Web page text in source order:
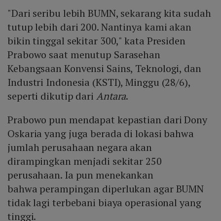
"Dari seribu lebih BUMN, sekarang kita sudah
tutup lebih dari 200. Nantinya kami akan
bikin tinggal sekitar 300," kata Presiden
Prabowo saat menutup Sarasehan
Kebangsaan Konvensi Sains, Teknologi, dan
Industri Indonesia (KSTI), Minggu (28/6),
seperti dikutip dari Antara.
Prabowo pun mendapat kepastian dari Dony
Oskaria yang juga berada di lokasi bahwa
jumlah perusahaan negara akan
dirampingkan menjadi sekitar 250
perusahaan. Ia pun menekankan
bahwa perampingan diperlukan agar BUMN
tidak lagi terbebani biaya operasional yang
tinggi.